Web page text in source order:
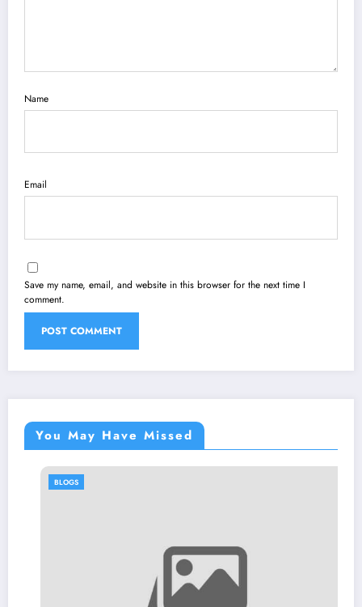
Name
Email
Save my name, email, and website in this browser for the next time I
comment.
You May Have Missed
BLOGS